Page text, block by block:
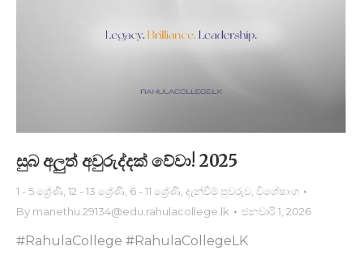
සුබ අලුත් අවුරුද්දක් වේවා! 2025
1 - 5 ශ්‍රේණි 12 - 13 ශ්‍රේණි 6 - 11 ශ්‍රේණි දැන්වීම් පුවරුව විශේෂාංග
By manethu.29134@edu.rahulacollege.lk ජනවාරි 1, 2026
#RahulaCollege #RahulaCollegeLK